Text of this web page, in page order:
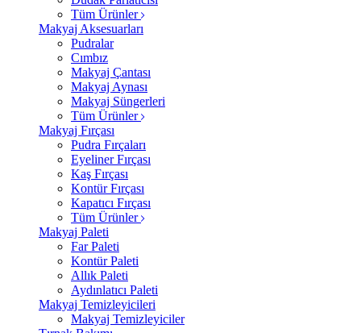
Tüm Ürünler
Makyaj Aksesuarları
Pudralar
Cımbız
Makyaj Çantası
Makyaj Aynası
Makyaj Süngerleri
Tüm Ürünler
Makyaj Fırçası
Pudra Fırçaları
Eyeliner Fırçası
Kaş Fırçası
Kontür Fırçası
Kapatıcı Fırçası
Tüm Ürünler
Makyaj Paleti
Far Paleti
Kontür Paleti
Allık Paleti
Aydınlatıcı Paleti
Makyaj Temizleyicileri
Makyaj Temizleyiciler